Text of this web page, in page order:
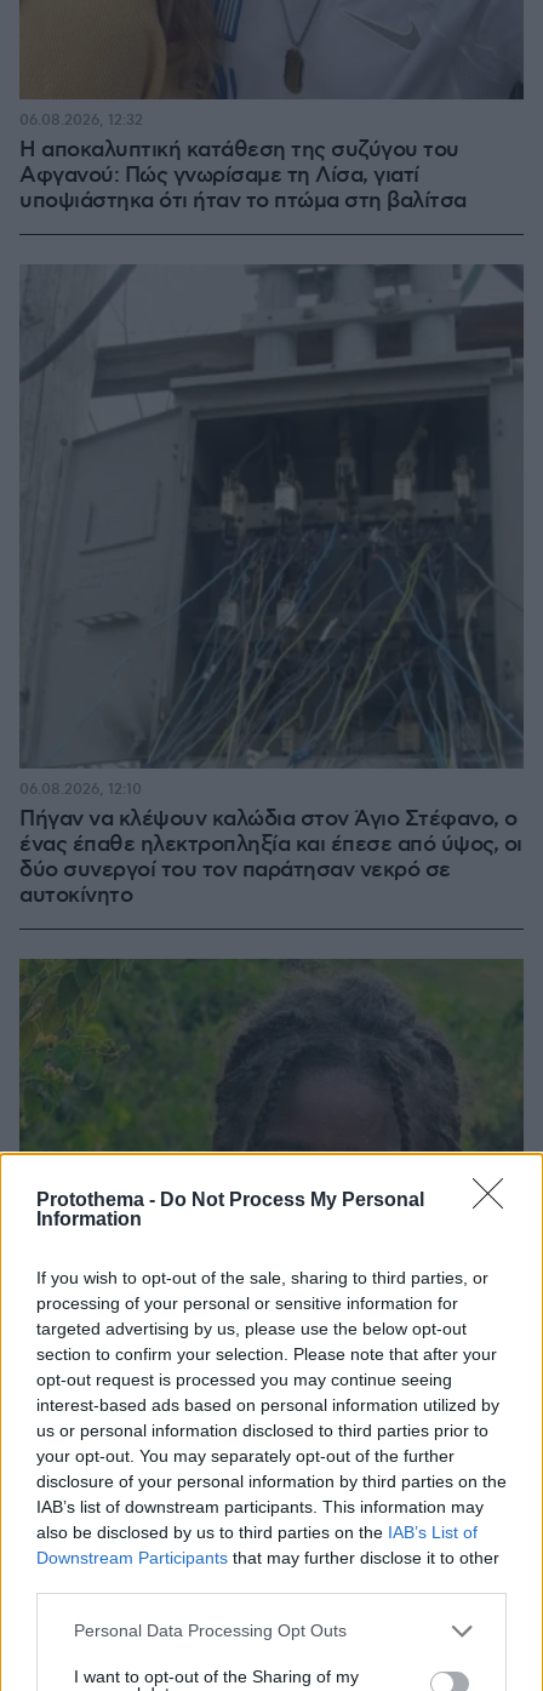
Protothema - Do Not Process My Personal
Information
If you wish to opt-out of the sale, sharing to third parties, or
processing of your personal or sensitive information for
targeted advertising by us, please use the below opt-out
section to confirm your selection. Please note that after your
opt-out request is processed you may continue seeing
interest-based ads based on personal information utilized by
us or personal information disclosed to third parties prior to
your opt-out. You may separately opt-out of the further
disclosure of your personal information by third parties on the
IAB’s list of downstream participants. This information may
also be disclosed by us to third parties on the IAB’s List of
Downstream Participants that may further disclose it to other
Please note that this website/app uses one or more Google
not limited to your visit or usage behaviour. You may click to
Personal Data Processing Opt Outs
I want to opt-out of the Sharing of my
Η αποκαλυπτική κατάθεση της συζύγου του
Αφγανού: Πώς γνωρίσαμε τη Λίσα, γιατί
υποψιάστηκα ότι ήταν το πτώμα στη βαλίτσα
06.08.2026, 12:32
Πήγαν να κλέψουν καλώδια στον Άγιο Στέφανο, ο
ένας έπαθε ηλεκτροπληξία και έπεσε από ύψος, οι
δύο συνεργοί του τον παράτησαν νεκρό σε
αυτοκίνητο
06.08.2026, 12:10
Νεαρή γυναίκα με ακατέργαστη ομορφιά από την
Αιθιοπία έγινε viral, δείτε την εντυπωσιακή
μεταμόρφωσή της από μακιγιέρ
06.08.2026, 09:18
Οι πρώτες εικόνες του νέου Canadair
και νύχτα